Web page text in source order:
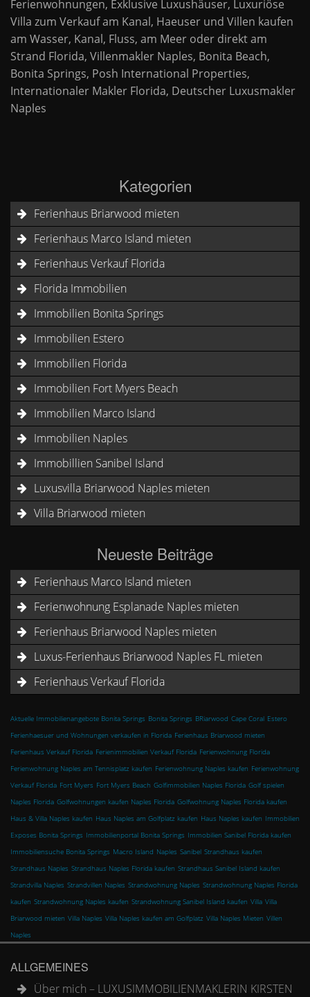
Ferienwohnungen, Exklusive Luxushäuser, Luxuriöse
Villa zum Verkauf am Kanal, Haeuser und Villen kaufen
am Wasser, Kanal, Fluss, am Meer oder direkt am
Strand Florida, Villenmakler Naples, Bonita Beach,
Bonita Springs, Posh International Properties,
Internationaler Makler Florida, Deutscher Luxusmakler
Naples
Kategorien
Ferienhaus Briarwood mieten
Ferienhaus Marco Island mieten
Ferienhaus Verkauf Florida
Florida Immobilien
Immobilien Bonita Springs
Immobilien Estero
Immobilien Florida
Immobilien Fort Myers Beach
Immobilien Marco Island
Immobilien Naples
Immobillien Sanibel Island
Luxusvilla Briarwood Naples mieten
Villa Briarwood mieten
Neueste Beiträge
Ferienhaus Marco Island mieten
Ferienwohnung Esplanade Naples mieten
Ferienhaus Briarwood Naples mieten
Luxus-Ferienhaus Briarwood Naples FL mieten
Ferienhaus Verkauf Florida
Aktuelle Immobilienangebote Bonita Springs Bonita Springs BRiarwood Cape Coral Estero
Ferienhaesuer und Wohnungen verkaufen in Florida Ferienhaus Briarwood mieten
Ferienhaus Verkauf Florida Ferienimmobilien Verkauf Florida Ferienwohnung Florida
Ferienwohnung Naples am Tennisplatz kaufen Ferienwohnung Naples kaufen Ferienwohnung
Verkauf Florida Fort Myers Fort Myers Beach Golfimmobilien Naples Florida Golf spielen
Naples Florida Golfwohnungen kaufen Naples Florida Golfwohnung Naples Florida kaufen
Haus & Villa Naples kaufen Haus Naples am Golfplatz kaufen Haus Naples kaufen Immobilien
Exposes Bonita Springs Immobilienportal Bonita Springs Immobilien Sanibel Florida kaufen
Immobiliensuche Bonita Springs Macro Island Naples Sanibel Strandhaus kaufen
Strandhaus Naples Strandhaus Naples Florida kaufen Strandhaus Sanibel Island kaufen
Strandvilla Naples Strandvillen Naples Strandwohnung Naples Strandwohnung Naples Florida
kaufen Strandwohnung Naples kaufen Strandwohnung Sanibel Island kaufen Villa Villa
Briarwood mieten Villa Naples Villa Naples kaufen am Golfplatz Villa Naples Mieten Villen
Naples
ALLGEMEINES
Über mich – LUXUSIMMOBILIENMAKLERIN KIRSTEN